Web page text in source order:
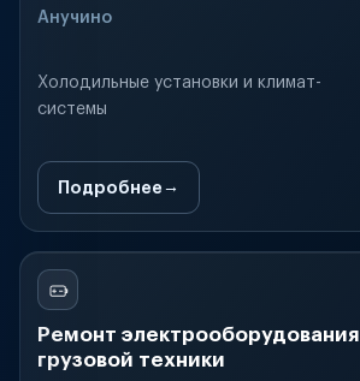
Анучино
Холодильные установки и климат-
системы
Подробнее
Ремонт электрооборудования
грузовой техники